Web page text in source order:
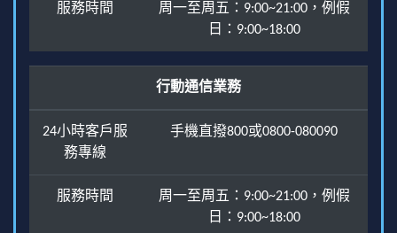
服務時間
周一至周五：9:00~21:00，例假
日：9:00~18:00
行動通信業務
24小時客戶服
務專線
手機直撥800或0800-080090
服務時間
周一至周五：9:00~21:00，例假
日：9:00~18:00